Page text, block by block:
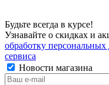
Будьте всегда в курсе!
Узнавайте о скидках и
обработку
сервиса
Новости магазина